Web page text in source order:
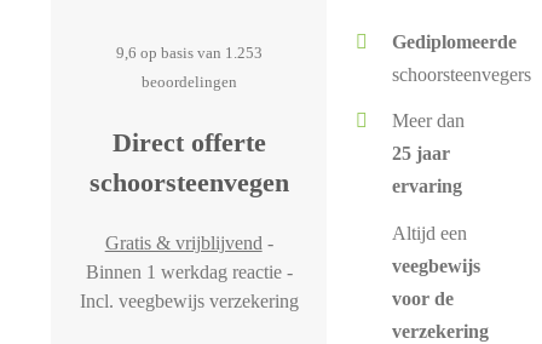
9,6 op basis van 1.253
beoordelingen
Direct offerte
schoorsteenvegen
Gratis & vrijblijvend -
Binnen 1 werkdag reactie -
Incl. veegbewijs verzekering
Gediplomeerde
schoorsteenvegers
Meer dan
25 jaar
ervaring
Altijd een
veegbewijs
voor de
verzekering